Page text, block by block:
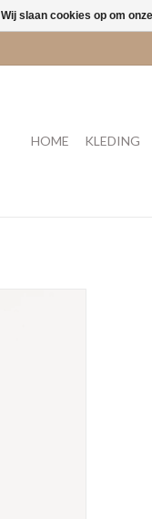
HOME KLEDING
Wij slaan cookies op om